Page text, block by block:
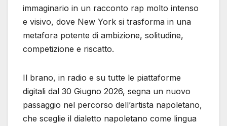
immaginario in un racconto rap molto intenso
e visivo, dove New York si trasforma in una
metafora potente di ambizione, solitudine,
competizione e riscatto.
Il brano, in radio e su tutte le piattaforme
digitali dal 30 Giugno 2026, segna un nuovo
passaggio nel percorso dell’artista napoletano,
che sceglie il dialetto napoletano come lingua